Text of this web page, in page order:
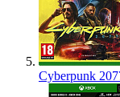
Cyberpunk